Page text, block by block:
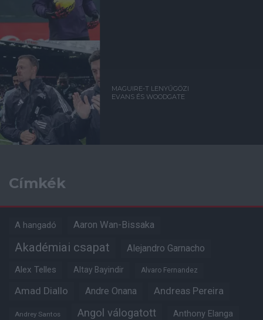
MAGUIRE-T LENYŰGÖZI
EVANS ÉS WOODGATE
Címkék
A hangadó Aaron Wan-Bissaka
Akadémiai csapat Alejandro Garnacho
Alex Telles Altay Bayindir Alvaro Fernandez
Amad Diallo Andre Onana Andreas Pereira
Andrey Santos Angol válogatott Anthony Elanga